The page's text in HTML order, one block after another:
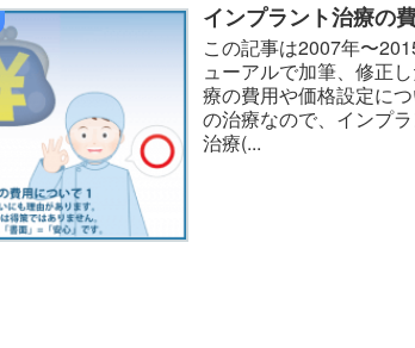
インプラント治療の
この記事は2007年〜
ューアルで加筆、修正
療の費用や価格設定に
の治療なので、インプ
治療(...